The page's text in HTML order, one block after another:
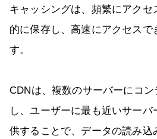
キャッシングは、頻繁にアク
的に保存し、高速にアクセス
す。
CDNは、複数のサーバーにコ
し、ユーザーに最も近いサー
供することで、データの読み込